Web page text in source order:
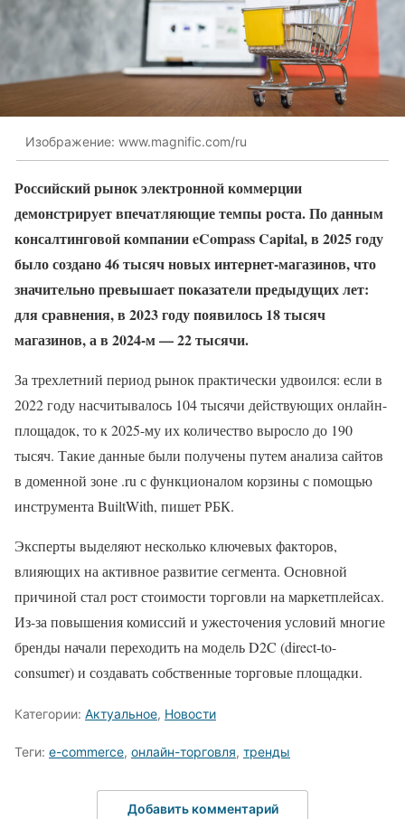
Изображение: www.magnific.com/ru
Российский рынок электронной коммерции
демонстрирует впечатляющие темпы роста. По данным
консалтинговой компании eCompass Capital, в 2025 году
было создано 46 тысяч новых интернет-магазинов, что
значительно превышает показатели предыдущих лет:
для сравнения, в 2023 году появилось 18 тысяч
магазинов, а в 2024-м — 22 тысячи.
За трехлетний период рынок практически удвоился: если в
2022 году насчитывалось 104 тысячи действующих онлайн-
площадок, то к 2025-му их количество выросло до 190
тысяч. Такие данные были получены путем анализа сайтов
в доменной зоне .ru с функционалом корзины с помощью
инструмента BuiltWith, пишет РБК.
Эксперты выделяют несколько ключевых факторов,
влияющих на активное развитие сегмента. Основной
причиной стал рост стоимости торговли на маркетплейсах.
Из-за повышения комиссий и ужесточения условий многие
бренды начали переходить на модель D2C (direct-to-
consumer) и создавать собственные торговые площадки.
Категории: Актуальное, Новости
Теги: e-commerce, онлайн-торговля, тренды
Добавить комментарий